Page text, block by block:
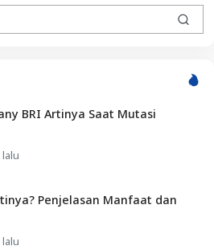
BRI Artinya Saat Mutasi
Penjelasan Manfaat dan